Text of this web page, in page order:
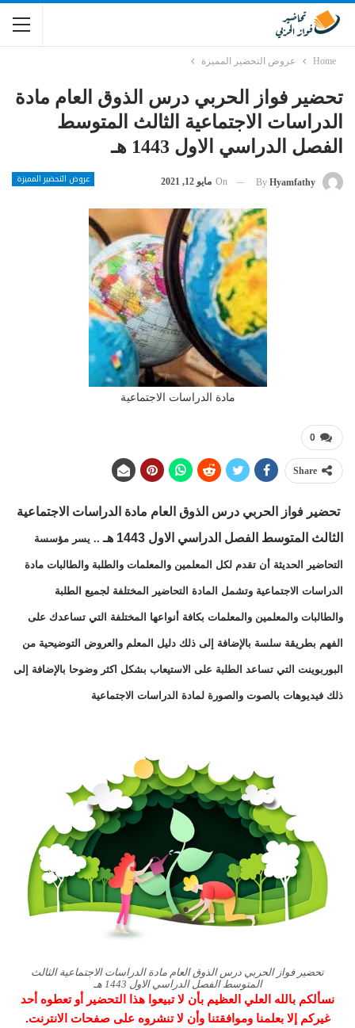
Home عروض التحضير المميزة
تحضير فواز الحربي درس الذوق العام مادة
الدراسات الاجتماعية الثالث المتوسط
الفصل الدراسي الاول 1443 هـ
عروض التحضير المميزة By Hyamfathy
On مايو 12, 2021
مادة الدراسات الاجتماعية
0
Share
تحضير فواز الحربي درس الذوق العام مادة الدراسات الاجتماعية
الثالث المتوسط الفصل الدراسي الاول 1443 هـ .. يسر مؤسسة
التحاضير الحديثة أن تقدم لكل المعلمين والمعلمات والطلبة والطالبات مادة
الدراسات الاجتماعية وتشمل المادة التحاضير المختلفة لجميع الطلبة
والطالبات والمعلمين والمعلمات بكافة أنواعها المختلفة التي تساعدك على
الفهم بطريقة سلسة بالإضافة إلى ذلك دليل المعلم والعروض التوضيحية من
البوربوينت التي تساعد الطلبة على الاستيعاب بشكل اكثر وضوحا بالإضافة إلى
ذلك فيديوهات بالصوت والصورة لمادة الدراسات الاجتماعية
تحضير فواز الحربي درس الذوق العام مادة الدراسات الاجتماعية الثالث
المتوسط الفصل الدراسي الاول 1443 هـ
نسألكم بالله العلي العظيم بأن لا تبيعوا هذا التحضير أو تعطوه أحد
غيركم إلا بعلمنا وموافقتنا وأن لا تنشروه على صفحات الانترنت.